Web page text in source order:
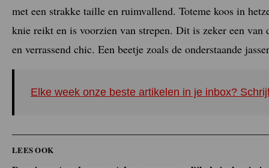
met een strakke taille en ruimvallend. Toteme koos in
knie reikt en is voorzien van strepen. Dit is zeker een
en verrassend chic. Een beetje zoals de onderstaande
Elke week onze beste artikelen in je inbox?
LEES OOK